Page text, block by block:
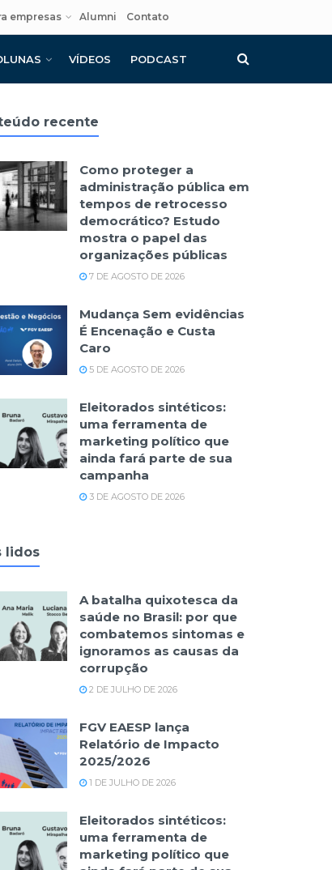
empresas Alumni Contato
VÍDEOS PODCAST
recente
Como proteger a
administração pública em
tempos de retrocesso
democrático? Estudo
mostra o papel das
organizações públicas
7 DE AGOSTO DE 2026
Mudança Sem evidências
É Encenação e Custa
Caro
5 DE AGOSTO DE 2026
Eleitorados sintéticos:
uma ferramenta de
marketing político que
ainda fará parte de sua
campanha
3 DE AGOSTO DE 2026
lidos
A batalha quixotesca da
saúde no Brasil: por que
combatemos sintomas e
ignoramos as causas da
corrupção
2 DE JULHO DE 2026
FGV EAESP lança
Relatório de Impacto
2025/2026
1 DE JULHO DE 2026
Eleitorados sintéticos:
uma ferramenta de
marketing político que